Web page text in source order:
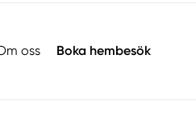
oss Boka hembesök